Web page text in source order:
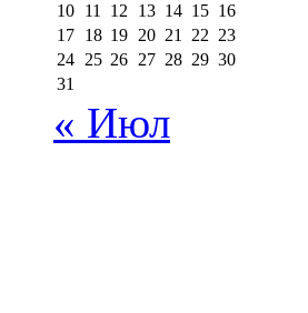
10 11 12 13 14 15 16
17 18 19 20 21 22 23
24 25 26 27 28 29 30
31
« Июл